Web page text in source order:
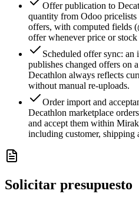
Offer publication to
quantity from Odoo
offers, with computed fields
offer whenever price or stock
Scheduled offer sync: an
publishes changed offers on
Decathlon always reflects
without manual re-uploads.
Order import and
Decathlon marketplace
and accept them within
including customer, shipping
Solicitar presupuesto